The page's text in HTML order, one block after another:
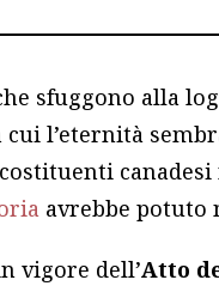
sfuggono alla
cui l’eternità
avrebbe potuto
vigore dell’Atto